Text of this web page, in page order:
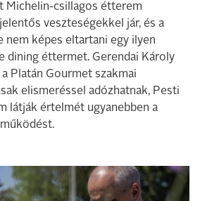
Michelin-csillagos étterem
veszteségekkel jár, és a
nem képes eltartani egy ilyen
dining éttermet. Gerendai Károly
Platán Gourmet szakmai
elismeréssel adózhatnak, Pesti
látják értelmét ugyanebben a